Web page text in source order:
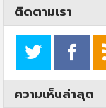
ติดตามเรา
ความเห็นล่าสุด